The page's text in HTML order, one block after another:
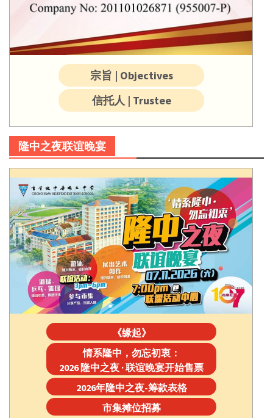
宗旨 | Objectives
信托人 | Trustee
隆中之夜联谊晚宴
《缘起》
情系隆中，勿忘初衷：
2026 隆中之夜 · 联谊晚宴开始售票
2026年隆中之夜-筹款表格
市集摊位招募